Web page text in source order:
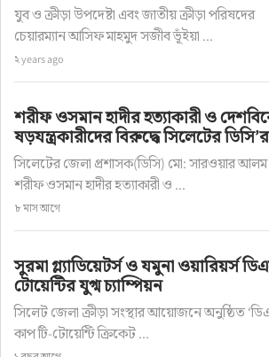
ফিচার
নির্বাচনে নিরাপত্তা ও
থেকে একজন
উৎফল বড়ুয়া
লেখক: সিলেট নিউজ ওয়ার্ল্ড
প্রকাশ: ৬ মাস আগে
অ+ অ-
যুব ও ক্রীড়া উপদেষ্টা এবং জাতীয় ক্রীড়া পরিষদের
চেয়ারম্যান আসিফ মাহমুদ সজীব ভূঁইয়া ...
২ years ago
শরীফ ওসমান হাদীর হত্যাকারী ও
ষড়যন্ত্রকারীদের বিরুদ্ধে সিলেটের
সিলেটের জেলা প্রশাসক(ডিসি) মো: সারওয়ার আলম
শরীফ ওসমান হাদীর হত্যাকারী ও ...
৮ মাস আগে
সুরমা গ্ল্যাডিয়েটর্স ও যমুনা ওয়ারিয়র্স
টোয়েন্টির যুগ্ম চ্যাম্পিয়ন
সিলেট জেলা ক্রীড়া সংস্থার আয়োজনে অনুষ্ঠিত
কাপ টি-টোয়েন্টি ক্রিকেট ...